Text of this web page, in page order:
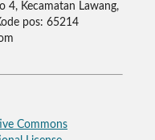
4, Kecamatan Lawang,
pos: 65214
Commons